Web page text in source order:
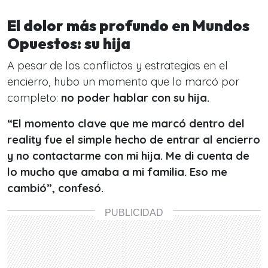
El dolor más profundo en Mundos
Opuestos: su hija
A pesar de los conflictos y estrategias en el
encierro, hubo un momento que lo marcó por
completo: no poder hablar con su hija.
“El momento clave que me marcó dentro del
reality fue el simple hecho de entrar al encierro
y no contactarme con mi hija. Me di cuenta de
lo mucho que amaba a mi familia. Eso me
cambió”, confesó.